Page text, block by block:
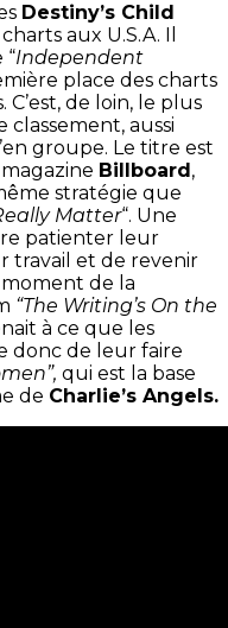
Destiny’s Child
aux U.S.A. Il
“Independent
place des charts
C’est, de loin, le plus
classement, aussi
groupe. Le titre est
Billboard,
stratégie que
Matter“. Une
patienter leur
travail et de revenir
de la
“The Writing’s On the
à ce que les
donc de leur faire
qui est la base
de Charlie’s Angels.